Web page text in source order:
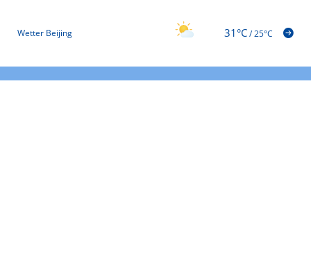
Wetter Beijing 31°C/25°C